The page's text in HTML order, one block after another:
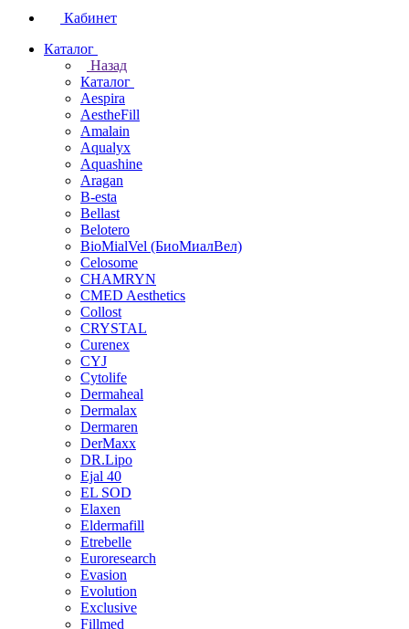
Кабинет
Каталог
Назад
Каталог
Aespira
AestheFill
Amalain
Aqualyx
Aquashine
Aragan
B-esta
Bellast
Belotero
BioMialVel (БиоМиалВел)
Celosome
CHAMRYN
CMED Aesthetics
Collost
CRYSTAL
Curenex
CYJ
Cytolife
Dermaheal
Dermalax
Dermaren
DerMaxx
DR.Lipo
Ejal 40
EL SOD
Elaxen
Eldermafill
Etrebelle
Euroresearch
Evasion
Evolution
Exclusive
Fillmed